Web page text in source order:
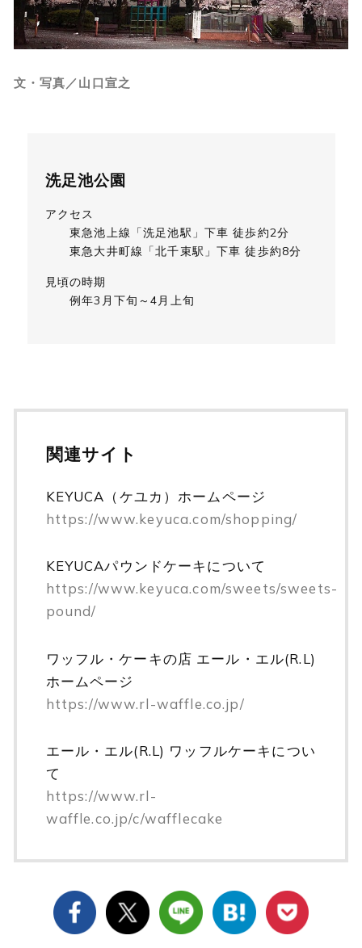
文・写真／山口宣之
洗足池公園
アクセス
東急池上線「洗足池駅」下車 徒歩約2分
東急大井町線「北千束駅」下車 徒歩約8分
見頃の時期
例年3月下旬～4月上旬
関連サイト
KEYUCA（ケユカ）ホームページ
https://www.keyuca.com/shopping/
KEYUCAパウンドケーキについて
https://www.keyuca.com/sweets/sweets-
pound/
ワッフル・ケーキの店 エール・エル(R.L)
ホームページ
https://www.rl-waffle.co.jp/
エール・エル(R.L) ワッフルケーキについ
て
https://www.rl-
waffle.co.jp/c/wafflecake